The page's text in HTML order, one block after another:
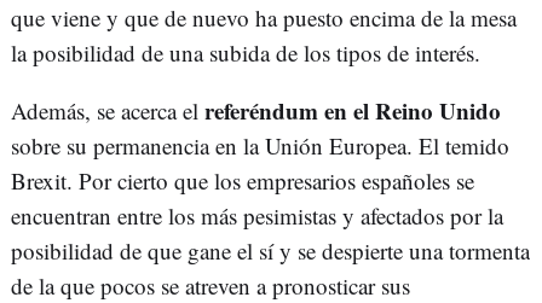
que viene y que de nuevo ha puesto encima de la mesa
la posibilidad de una subida de los tipos de interés.
Además, se acerca el referéndum en el Reino Unido
sobre su permanencia en la Unión Europea. El temido
Brexit. Por cierto que los empresarios españoles se
encuentran entre los más pesimistas y afectados por la
posibilidad de que gane el sí y se despierte una tormenta
de la que pocos se atreven a pronosticar sus